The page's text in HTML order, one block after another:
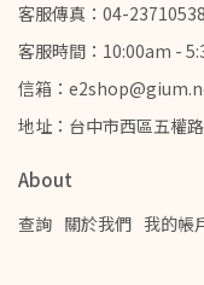
客服傳真：04-23710538
客服時間：10:00am -
信箱：
地址：台中市西區五權
About
查詢 關於我們 我的帳